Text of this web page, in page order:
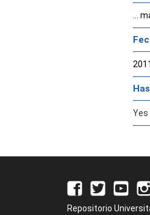
...
Yes
Repositorio